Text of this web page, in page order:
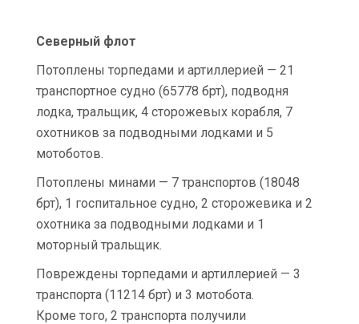
Северный флот
Потоплены торпедами и артиллерией — 21
транспортное судно (65778 брт), подводня
лодка, тральщик, 4 сторожевых корабля, 7
охотников за подводными лодками и 5
мотоботов.
Потоплены минами — 7 транспортов (18048
брт), 1 госпитальное судно, 2 сторожевика и 2
охотника за подводными лодками и 1
моторный тральщик.
Повреждены торпедами и артиллерией — 3
транспорта (11214 брт) и 3 мотобота.
Кроме того, 2 транспорта получили